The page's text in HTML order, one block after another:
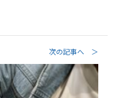
次の記事へ ＞